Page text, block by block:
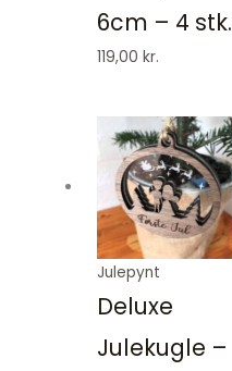
6cm – 4 stk.
119,00kr.
Julepynt
Deluxe
Julekugle –